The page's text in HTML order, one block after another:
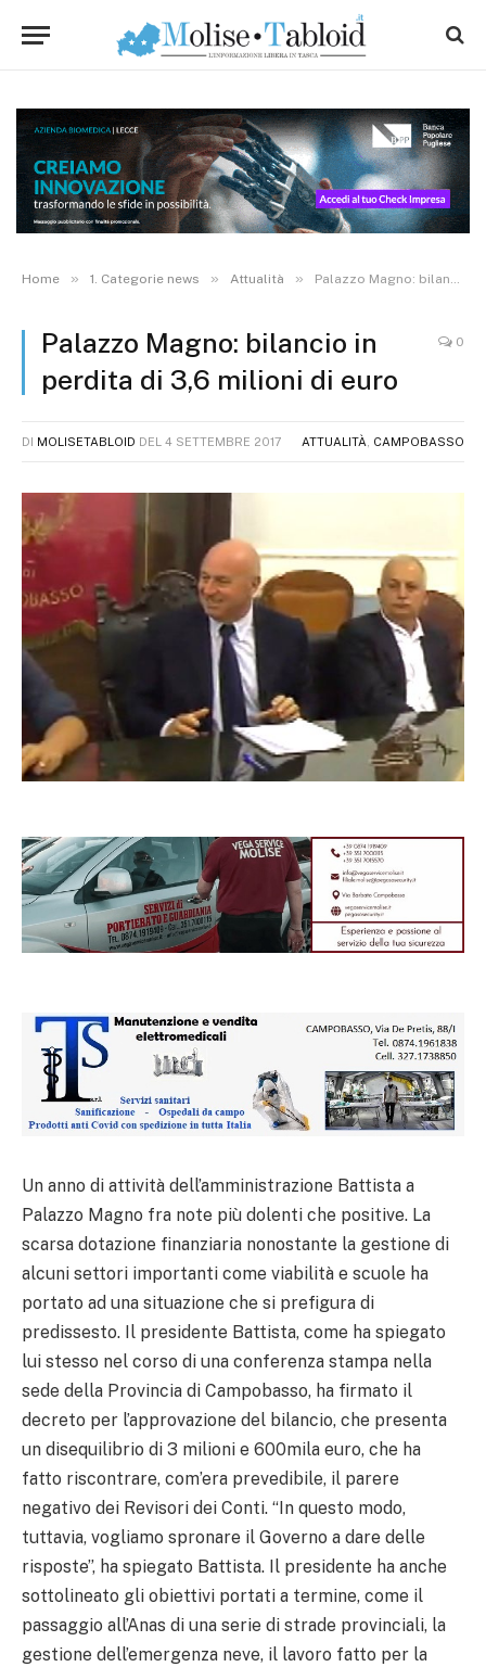
Home » 1. Categorie news » Attualità » Palazzo Magno: bilancio in perdita di 3,6 milioni di euro
Palazzo Magno: bilancio in
perdita di 3,6 milioni di euro
0
DI MOLISETABLOID DEL 4 SETTEMBRE 2017 ATTUALITÀ CAMPOBASSO
Un anno di attività dell’amministrazione Battista a
Palazzo Magno fra note più dolenti che positive. La
scarsa dotazione finanziaria nonostante la gestione di
alcuni settori importanti come viabilità e scuole ha
portato ad una situazione che si prefigura di
predissesto. Il presidente Battista, come ha spiegato
lui stesso nel corso di una conferenza stampa nella
sede della Provincia di Campobasso, ha firmato il
decreto per l’approvazione del bilancio, che presenta
un disequilibrio di 3 milioni e 600mila euro, che ha
fatto riscontrare, com’era prevedibile, il parere
negativo dei Revisori dei Conti. “In questo modo,
tuttavia, vogliamo spronare il Governo a dare delle
risposte”, ha spiegato Battista. Il presidente ha anche
sottolineato gli obiettivi portati a termine, come il
passaggio all’Anas di una serie di strade provinciali, la
gestione dell’emergenza neve, il lavoro fatto per la